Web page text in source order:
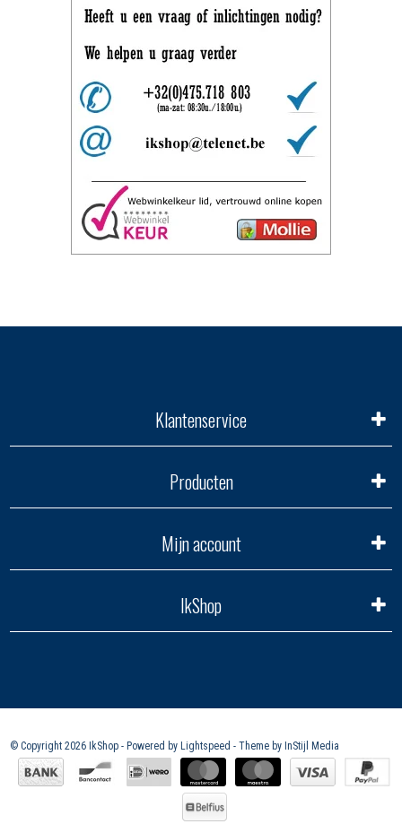
Klantenservice
Producten
Mijn account
IkShop
© Copyright 2026 IkShop - Powered by Lightspeed - Theme by InStijl Media